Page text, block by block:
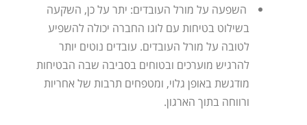
השפעה על מורל העובדים: יתר על כן, השקעה
בשילוט בטיחות עם לוגו החברה יכולה להשפיע
לטובה על מורל העובדים. עובדים נוטים יותר
להרגיש מוערכים ובטוחים בסביבה שבה הבטיחות
מודגשת באופן גלוי, ומטפחים תרבות של אחריות
ורווחה בתוך הארגון.